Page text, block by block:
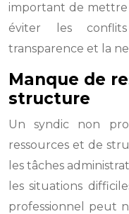
important de mettre
éviter les
transparence et la
Manque de
structure
Un syndic non
ressources et de
les tâches
les situations
professionnel peut